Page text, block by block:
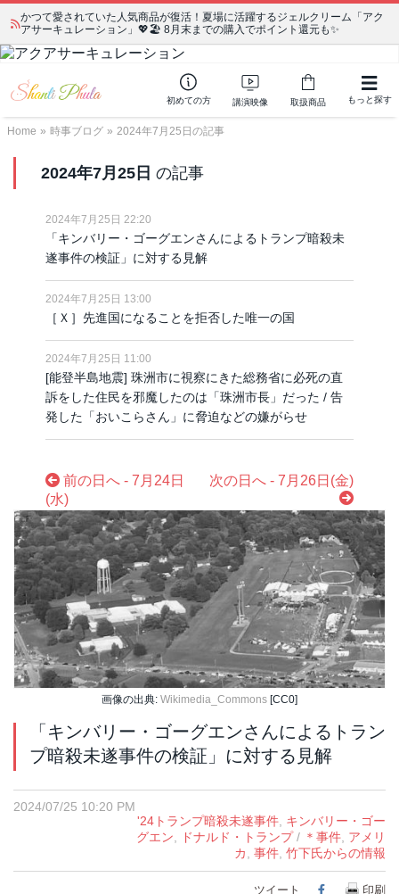
かつて愛されていた人気商品が復活！夏場に活躍するジェルクリーム「アク
アサーキュレーション」💖🏖️ 8月末までの購入でポイント還元も✨
初めての方 講演映像 取扱商品 もっと探す
Home » 時事ブログ » 2024年7月25日の記事
2024年7月25日 の記事
2024年7月25日 22:20
「キンバリー・ゴーグエンさんによるトランプ暗殺未
遂事件の検証」に対する見解
2024年7月25日 13:00
［Ｘ］先進国になることを拒否した唯一の国
2024年7月25日 11:00
[能登半島地震] 珠洲市に視察にきた総務省に必死の直
訴をした住民を邪魔したのは「珠洲市長」だった / 告
発した「おいこらさん」に脅迫などの嫌がらせ
前の日へ - 7月24日
(水)
次の日へ - 7月26日(金)
画像の出典: Wikimedia_Commons [CC0]
「キンバリー・ゴーグエンさんによるトラン
プ暗殺未遂事件の検証」に対する見解
2024/07/25 10:20 PM
'24トランプ暗殺未遂事件, キンバリー・ゴー
グエン, ドナルド・トランプ/ ＊事件, アメリ
カ, 事件, 竹下氏からの情報
ツイート Facebook
印刷